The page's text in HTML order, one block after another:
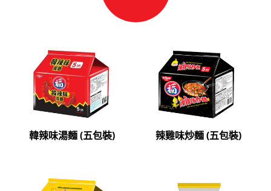
韓辣味湯麵 (五包裝) 辣雞味炒麵 (五包裝)